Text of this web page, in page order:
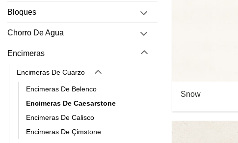
Bloques
Chorro De Agua
Encimeras
Encimeras De Cuarzo
Encimeras De Belenco
Encimeras De Caesarstone
Encimeras De Calisco
Encimeras De Çimstone
Snow